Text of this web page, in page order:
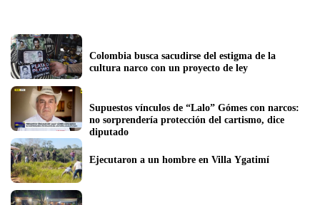
Colombia busca sacudirse del estigma de la
cultura narco con un proyecto de ley
Supuestos vínculos de “Lalo” Gómes con narcos:
no sorprendería protección del cartismo, dice
diputado
Ejecutaron a un hombre en Villa Ygatimí